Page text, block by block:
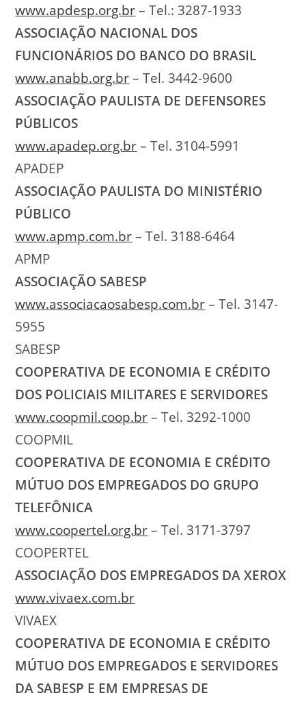
www.apdesp.org.br – Tel.: 3287-1933
ASSOCIAÇÃO NACIONAL DOS
FUNCIONÁRIOS DO BANCO DO BRASIL
www.anabb.org.br – Tel. 3442-9600
ASSOCIAÇÃO PAULISTA DE DEFENSORES
PÚBLICOS
www.apadep.org.br – Tel. 3104-5991
APADEP
ASSOCIAÇÃO PAULISTA DO MINISTÉRIO
PÚBLICO
www.apmp.com.br – Tel. 3188-6464
APMP
ASSOCIAÇÃO SABESP
www.associacaosabesp.com.br – Tel. 3147-
5955
SABESP
COOPERATIVA DE ECONOMIA E CRÉDITO
DOS POLICIAIS MILITARES E SERVIDORES
www.coopmil.coop.br – Tel. 3292-1000
COOPMIL
COOPERATIVA DE ECONOMIA E CRÉDITO
MÚTUO DOS EMPREGADOS DO GRUPO
TELEFÔNICA
www.coopertel.org.br – Tel. 3171-3797
COOPERTEL
ASSOCIAÇÃO DOS EMPREGADOS DA XEROX
www.vivaex.com.br
VIVAEX
COOPERATIVA DE ECONOMIA E CRÉDITO
MÚTUO DOS EMPREGADOS E SERVIDORES
DA SABESP E EM EMPRESAS DE